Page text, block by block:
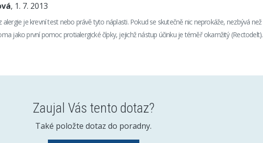
, 1. 7. 2013
alergie je krevní test nebo právě tyto náplasti. Pokud se skutečně nic neprokáže, nezbývá než
jako první pomoc protialergické čípky, jejichž nástup účinku je téměř okamžitý (Rectodelt).
Zaujal Vás tento dotaz?
Také položte dotaz do poradny.